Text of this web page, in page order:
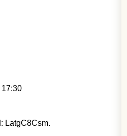
17:30